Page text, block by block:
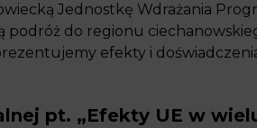
Jednostkę Wdrażania
podróż do regionu
efekty i
pt. „Efekty UE w